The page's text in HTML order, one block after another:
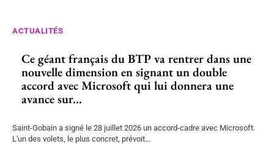
ACTUALITÉS
Ce géant français du BTP va rentrer dans une
nouvelle dimension en signant un double
accord avec Microsoft qui lui donnera une
avance sur...
Saint-Gobain a signé le 28 juillet 2026 un accord-cadre avec Microsoft.
L'un des volets, le plus concret, prévoit...